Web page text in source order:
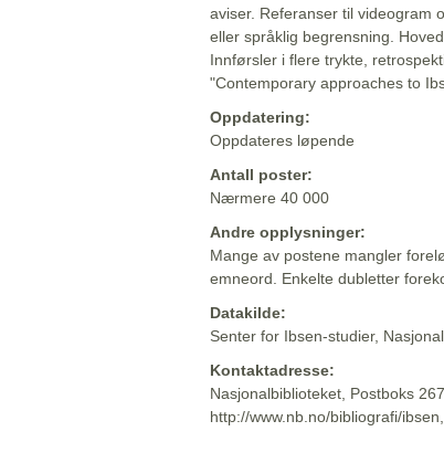
aviser. Referanser til videogram
eller språklig begrensning.
Innførsler i flere trykte,
"Contemporary approaches to
Oppdatering:
Oppdateres løpende
Antall poster:
Nærmere 40 000
Andre opplysninger:
Mange av postene mangler
emneord. Enkelte dubletter
Datakilde:
Senter for Ibsen-studier,
Kontaktadresse:
Nasjonalbiblioteket, Postboks
http://www.nb.no/bibliografi/